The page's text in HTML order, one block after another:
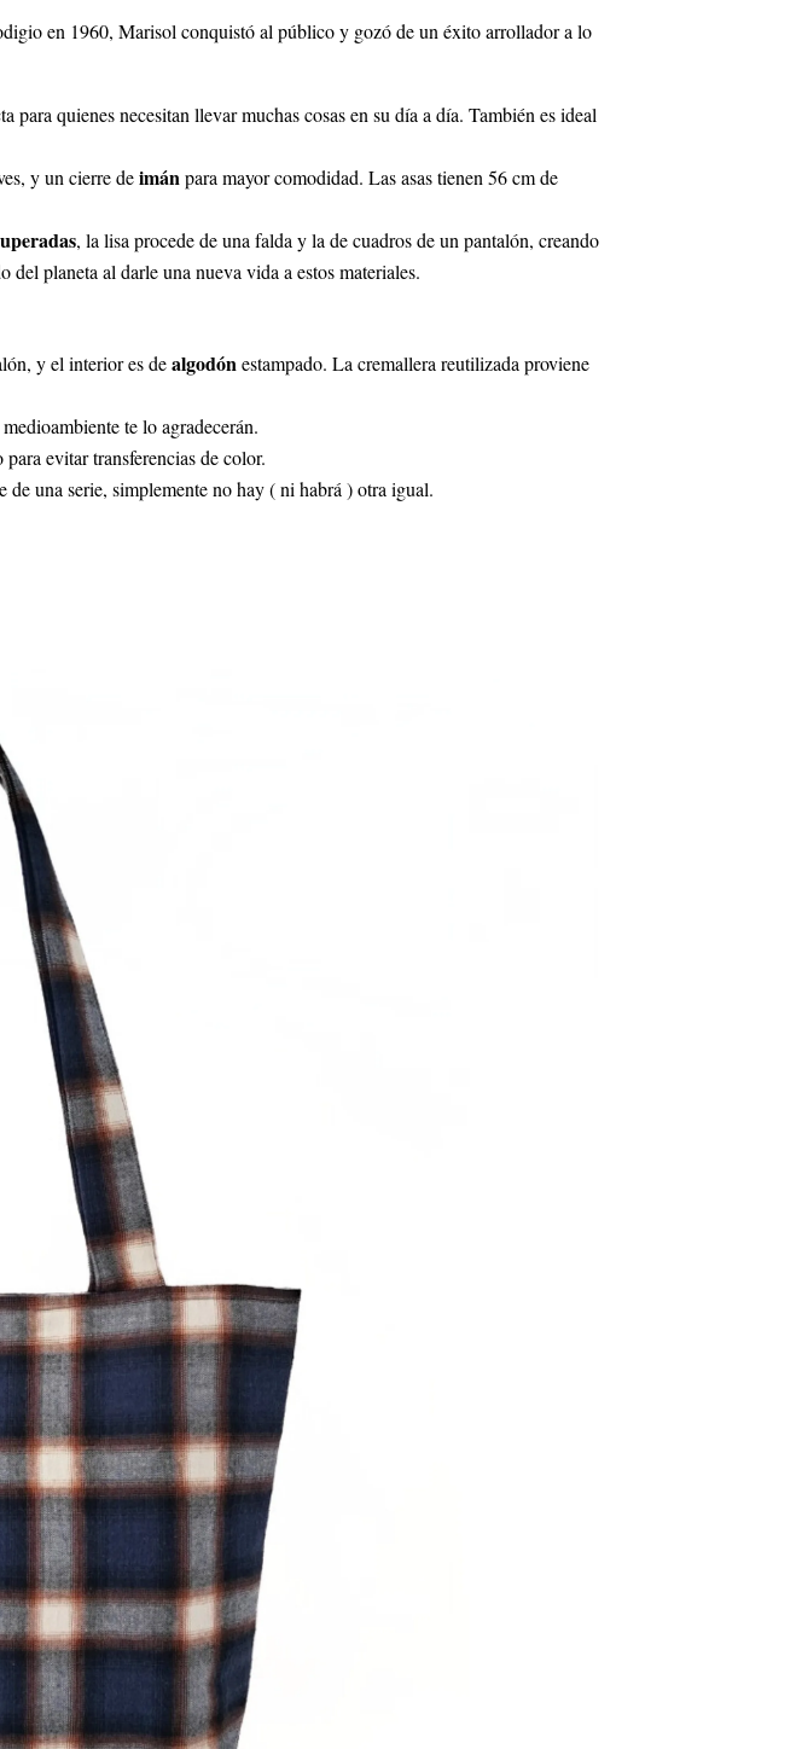
en 1960, Marisol conquistó al público y gozó de un éxito arrollador a lo
para quienes necesitan llevar muchas cosas en su día a día. También es ideal
y un cierre deimán para mayor comodidad. Las asas tienen 56 cm de
, la lisa procede de una falda y la de cuadros de un pantalón, creando
planeta al darle una nueva vida a estos materiales.
y el interior es dealgodón estampado. La cremallera reutilizada proviene
te lo agradecerán.
evitar transferencias de color.
una serie, simplemente no hay ( ni habrá ) otra igual.